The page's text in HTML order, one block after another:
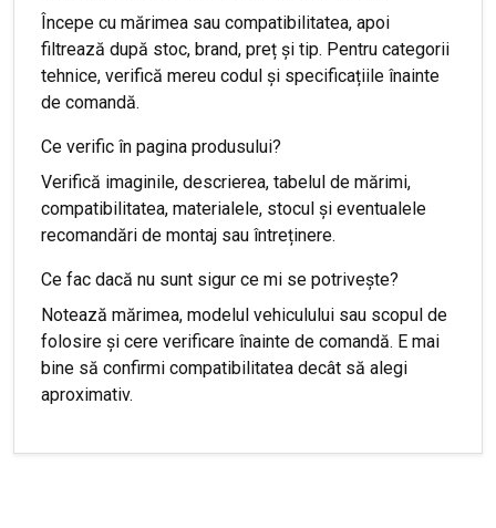
Începe cu mărimea sau compatibilitatea, apoi
filtrează după stoc, brand, preț și tip. Pentru categorii
tehnice, verifică mereu codul și specificațiile înainte
de comandă.
Ce verific în pagina produsului?
Verifică imaginile, descrierea, tabelul de mărimi,
compatibilitatea, materialele, stocul și eventualele
recomandări de montaj sau întreținere.
Ce fac dacă nu sunt sigur ce mi se potrivește?
Notează mărimea, modelul vehiculului sau scopul de
folosire și cere verificare înainte de comandă. E mai
bine să confirmi compatibilitatea decât să alegi
aproximativ.